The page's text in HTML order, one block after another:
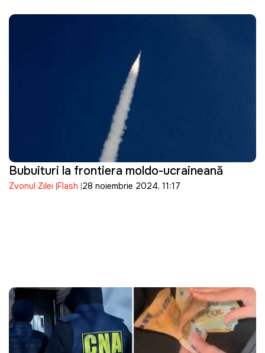
Bubuituri la frontiera moldo-ucraineană
Zvonul Zilei Flash 28 noiembrie 2024, 11:17